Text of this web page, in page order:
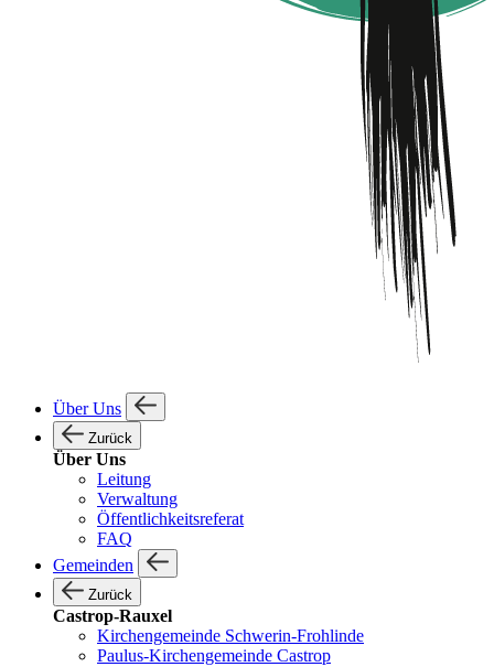
Über Uns
Zurück
Über Uns
Leitung
Verwaltung
Öffentlichkeitsreferat
FAQ
Gemeinden
Zurück
Castrop-Rauxel
Kirchengemeinde Schwerin-Frohlinde
Paulus-Kirchengemeinde Castrop